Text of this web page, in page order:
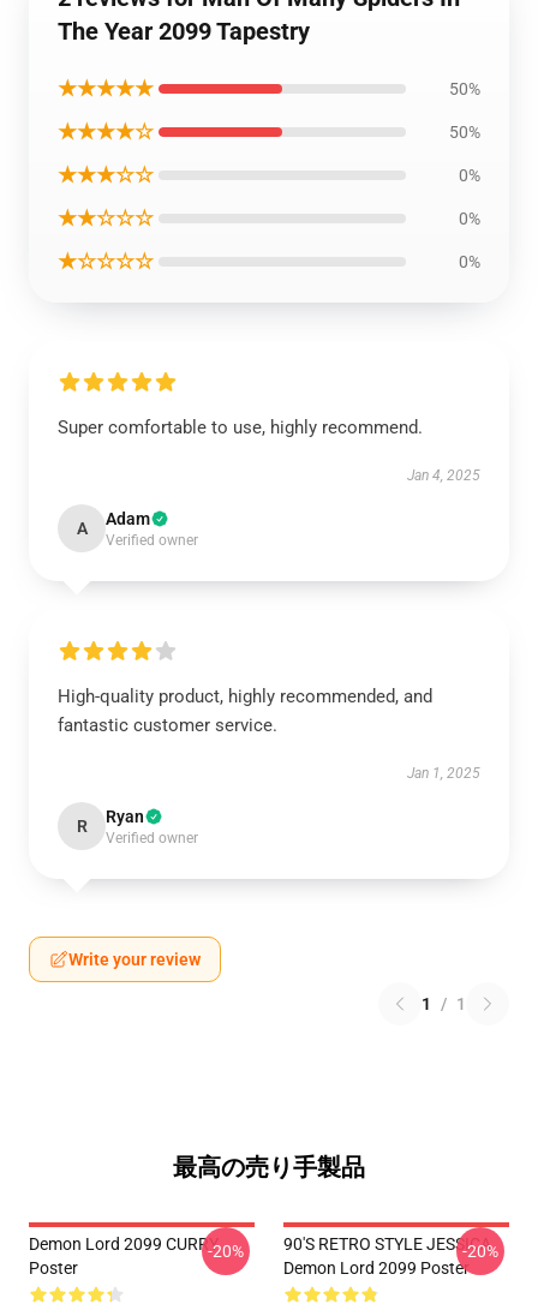
The Year 2099 Tapestry
★★★★★ 50%
★★★★☆ 50%
★★★☆☆ 0%
★★☆☆☆ 0%
★☆☆☆☆ 0%
Super comfortable to use, highly recommend.
Jan 4, 2025
A Adam
Verified owner
High-quality product, highly recommended, and
fantastic customer service.
Jan 1, 2025
R Ryan
Verified owner
Write your review
1 / 1
最高の売り手製品
Demon Lord 2099 CURRY
Poster
-20%
90'S RETRO STYLE JESSICA
Demon Lord 2099 Poster
-20%